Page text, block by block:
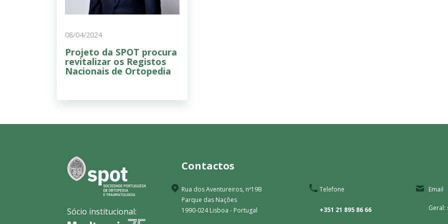
08/04/2024
Projeto da SPOT procura
revitalizar os Registos
Nacionais de Ortopedia
Sócio institucional:
Contactos
Rua dos Aventureiros, nº19B
Parque das Nações
1990-024 Lisboa - Portugal
Telefone
+351 21 895 86 66
Email
Geral: